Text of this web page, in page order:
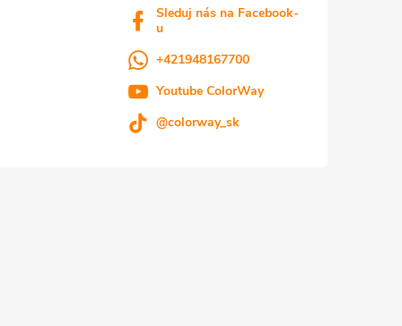
Sleduj nás na Facebook-
u
+421948167700
Youtube ColorWay
@colorway_sk